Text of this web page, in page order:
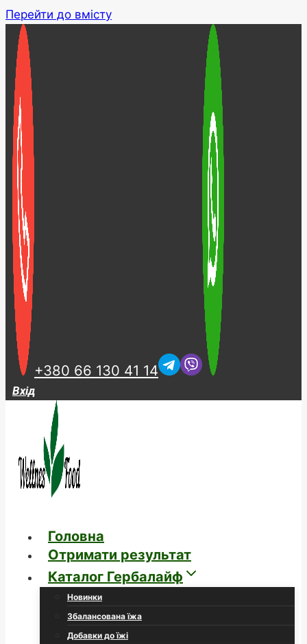
Перейти до вмісту
+380 66 130 41 14
Вхід
Головна
Отримати результат
Каталог Гербалайф
Новинки
Збалансована їжа
Добавки до їжі